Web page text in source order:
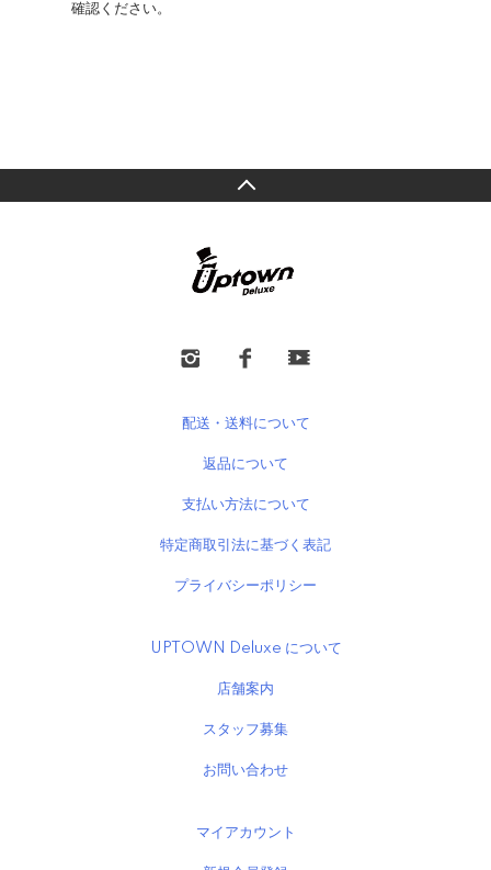
確認ください。
配送・送料について
返品について
支払い方法について
特定商取引法に基づく表記
プライバシーポリシー
UPTOWN Deluxe について
店舗案内
スタッフ募集
お問い合わせ
マイアカウント